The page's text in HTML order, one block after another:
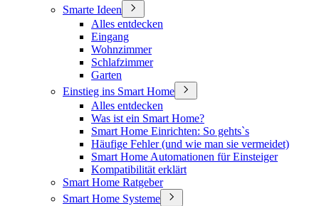
Smarte Ideen
Alles entdecken
Eingang
Wohnzimmer
Schlafzimmer
Garten
Einstieg ins Smart Home
Alles entdecken
Was ist ein Smart Home?
Smart Home Einrichten: So gehts`s
Häufige Fehler (und wie man sie vermeidet)
Smart Home Automationen für Einsteiger
Kompatibilität erklärt
Smart Home Ratgeber
Smart Home Systeme